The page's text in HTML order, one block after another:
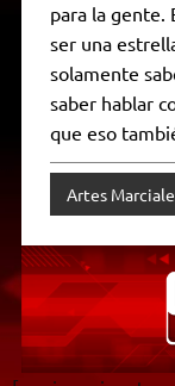
para la gente.
ser una
solamente
saber hablar
que eso
Artes